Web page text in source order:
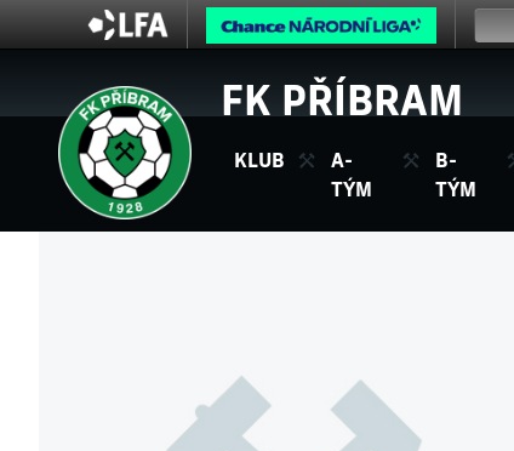
FK PŘÍBRAM
KLUB
A-
TÝM
B-
TÝM